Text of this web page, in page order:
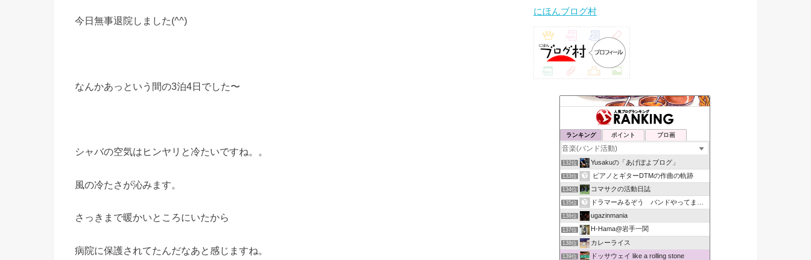
今日無事退院しました(^^)
なんかあっという間の3泊4日でした〜
シャバの空気はヒンヤリと冷たいですね。。
風の冷たさが沁みます。
さっきまで暖かいところにいたから
病院に保護されてたんだなあと感じますね。
にほんブログ村
ランキング ポイント ブロ画
132位 Yusakuの「あげぽよブログ」
133位 ピアノとギターDTMの作曲の軌跡
134位 コマサクの活動日誌
135位 ドラマーみるぞう バンドやってまするぅ
136位 ugazinmania
137位 H-Hama@岩手一関
138位 カレーライス
139位 ドッサウェイ like a rolling stone